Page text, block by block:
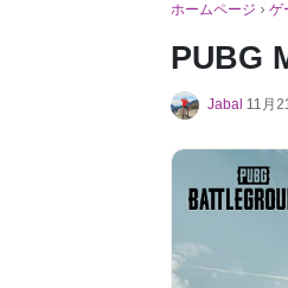
ホームページ › ゲ
PUBG
Jabal 11月